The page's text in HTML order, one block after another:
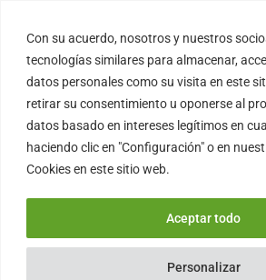
Con su acuerdo, nosotros y nuestros
tecnologías similares para almacenar,
datos personales como su visita en este
retirar su consentimiento u oponerse al
datos basado en intereses legítimos en
haciendo clic en "Configuración" o en
Cookies en este sitio web.
Personalizar
Aceptar todo
contenido
08004 –
Cataluña – España
info@fortinux.com
0034 – 644 79 25 79
Lun – Vie 9:00 AM a